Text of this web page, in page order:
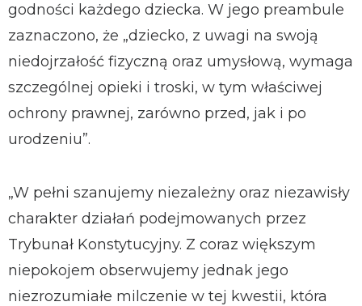
godności każdego dziecka. W jego preambule
zaznaczono, że „dziecko, z uwagi na swoją
niedojrzałość fizyczną oraz umysłową, wymaga
szczególnej opieki i troski, w tym właściwej
ochrony prawnej, zarówno przed, jak i po
urodzeniu”.
„W pełni szanujemy niezależny oraz niezawisły
charakter działań podejmowanych przez
Trybunał Konstytucyjny. Z coraz większym
niepokojem obserwujemy jednak jego
niezrozumiałe milczenie w tej kwestii, która